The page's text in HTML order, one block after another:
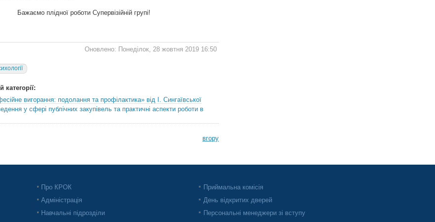
Бажаємо плідної роботи Супервізійній групі!
Оновлено: Понеділок, 28 жовтня 2019 16:50
категорії:
вигорання: подолання та профілактика» від І. Сингаївської
у сфері публічних закупівель та практичні аспекти роботи в
вгору
Про КРОК
Адміністрація
Навчальні підрозділи
Приймальна комісія
День відкритих дверей
Персональні менеджери зі вступу